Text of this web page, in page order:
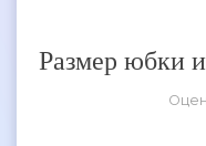
Размер юбки